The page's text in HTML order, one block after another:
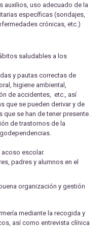
auxilios, uso adecuado de la
específicas (sondajes,
crónicas, etc.)
saludables a los
y pautas correctas de
higiene ambiental,
de accidentes, etc., así
que se pueden derivar y de
se han de tener presente.
de trastornos de la
escolar.
padres y alumnos en el
organización y gestión
mediante la recogida y
así como entrevista clínica